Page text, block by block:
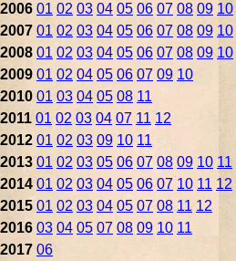
2006 01 02 03 04 05 06 07 08 09 10
2007 01 02 03 04 05 06 07 08 09 10
2008 01 02 03 04 05 06 07 08 09 10
2009 01 02 04 05 06 07 09 10
2010 01 03 04 05 08 11
2011 01 02 03 04 07 11 12
2012 01 02 03 09 10 11
2013 01 02 03 05 06 07 08 09 10 11
2014 01 02 03 04 05 06 07 10 11 12
2015 01 02 03 04 05 07 08 11 12
2016 03 04 05 07 08 09 10 11
2017 06